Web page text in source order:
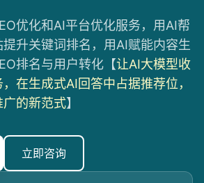
优化和AI平台优化服务，用AI帮
升关键词排名，用AI赋能内容生
排名与用户转化【让AI大模型收
在生成式AI回答中占据推荐位，
的新范式】
立即咨询